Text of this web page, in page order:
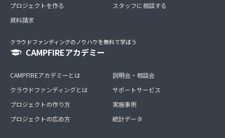
プロジェクトを作る
資料請求
スタッフに相談する
クラウドファンディングのノウハウを無料で学ぼう
CAMPFIREアカデミー
CAMPFIREアカデミーとは
クラウドファンディングとは
プロジェクトの作り方
プロジェクトの広め方
説明会・相談会
サポートサービス
実施事例
統計データ